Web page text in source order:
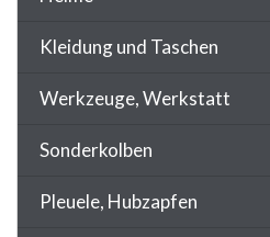
Kleidung und Taschen
Werkzeuge, Werkstatt
Sonderkolben
Pleuele, Hubzapfen